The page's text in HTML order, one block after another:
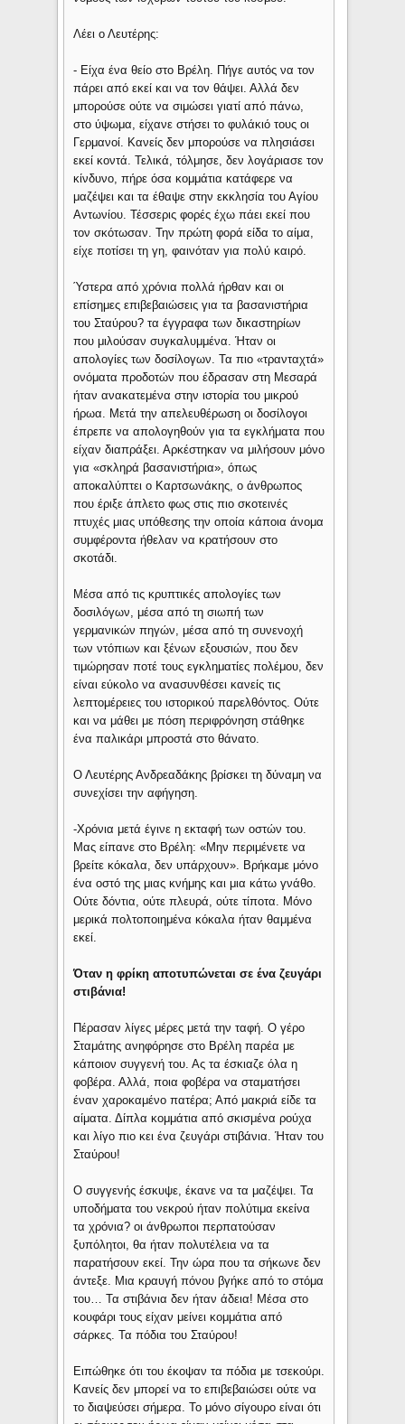
Λέει ο Λευτέρης:
- Είχα ένα θείο στο Βρέλη. Πήγε αυτός να τον
πάρει από εκεί και να τον θάψει. Αλλά δεν
μπορούσε ούτε να σιμώσει γιατί από πάνω,
στο ύψωμα, είχανε στήσει το φυλάκιό τους οι
Γερμανοί. Κανείς δεν μπορούσε να πλησιάσει
εκεί κοντά. Τελικά, τόλμησε, δεν λογάριασε τον
κίνδυνο, πήρε όσα κομμάτια κατάφερε να
μαζέψει και τα έθαψε στην εκκλησία του Αγίου
Αντωνίου. Τέσσερις φορές έχω πάει εκεί που
τον σκότωσαν. Την πρώτη φορά είδα το αίμα,
είχε ποτίσει τη γη, φαινόταν για πολύ καιρό.
Ύστερα από χρόνια πολλά ήρθαν και οι
επίσημες επιβεβαιώσεις για τα βασανιστήρια
του Σταύρου? τα έγγραφα των δικαστηρίων
που μιλούσαν συγκαλυμμένα. Ήταν οι
απολογίες των δοσίλογων. Τα πιο «τρανταχτά»
ονόματα προδοτών που έδρασαν στη Μεσαρά
ήταν ανακατεμένα στην ιστορία του μικρού
ήρωα. Μετά την απελευθέρωση οι δοσίλογοι
έπρεπε να απολογηθούν για τα εγκλήματα που
είχαν διαπράξει. Αρκέστηκαν να μιλήσουν μόνο
για «σκληρά βασανιστήρια», όπως
αποκαλύπτει ο Καρτσωνάκης, ο άνθρωπος
που έριξε άπλετο φως στις πιο σκοτεινές
πτυχές μιας υπόθεσης την οποία κάποια άνομα
συμφέροντα ήθελαν να κρατήσουν στο
σκοτάδι.
Μέσα από τις κρυπτικές απολογίες των
δοσιλόγων, μέσα από τη σιωπή των
γερμανικών πηγών, μέσα από τη συνενοχή
των ντόπιων και ξένων εξουσιών, που δεν
τιμώρησαν ποτέ τους εγκληματίες πολέμου, δεν
είναι εύκολο να ανασυνθέσει κανείς τις
λεπτομέρειες του ιστορικού παρελθόντος. Ούτε
και να μάθει με πόση περιφρόνηση στάθηκε
ένα παλικάρι μπροστά στο θάνατο.
Ο Λευτέρης Ανδρεαδάκης βρίσκει τη δύναμη να
συνεχίσει την αφήγηση.
-Χρόνια μετά έγινε η εκταφή των οστών του.
Μας είπανε στο Βρέλη: «Μην περιμένετε να
βρείτε κόκαλα, δεν υπάρχουν». Βρήκαμε μόνο
ένα οστό της μιας κνήμης και μια κάτω γνάθο.
Ούτε δόντια, ούτε πλευρά, ούτε τίποτα. Μόνο
μερικά πολτοποιημένα κόκαλα ήταν θαμμένα
εκεί.
Όταν η φρίκη αποτυπώνεται σε ένα ζευγάρι
στιβάνια!
Πέρασαν λίγες μέρες μετά την ταφή. Ο γέρο
Σταμάτης ανηφόρησε στο Βρέλη παρέα με
κάποιον συγγενή του. Ας τα έσκιαζε όλα η
φοβέρα. Αλλά, ποια φοβέρα να σταματήσει
έναν χαροκαμένο πατέρα; Από μακριά είδε τα
αίματα. Δίπλα κομμάτια από σκισμένα ρούχα
και λίγο πιο κει ένα ζευγάρι στιβάνια. Ήταν του
Σταύρου!
Ο συγγενής έσκυψε, έκανε να τα μαζέψει. Τα
υποδήματα του νεκρού ήταν πολύτιμα εκείνα
τα χρόνια? οι άνθρωποι περπατούσαν
ξυπόλητοι, θα ήταν πολυτέλεια να τα
παρατήσουν εκεί. Την ώρα που τα σήκωνε δεν
άντεξε. Μια κραυγή πόνου βγήκε από το στόμα
του… Τα στιβάνια δεν ήταν άδεια! Μέσα στο
κουφάρι τους είχαν μείνει κομμάτια από
σάρκες. Τα πόδια του Σταύρου!
Ειπώθηκε ότι του έκοψαν τα πόδια με τσεκούρι.
Κανείς δεν μπορεί να το επιβεβαιώσει ούτε να
το διαψεύσει σήμερα. Το μόνο σίγουρο είναι ότι